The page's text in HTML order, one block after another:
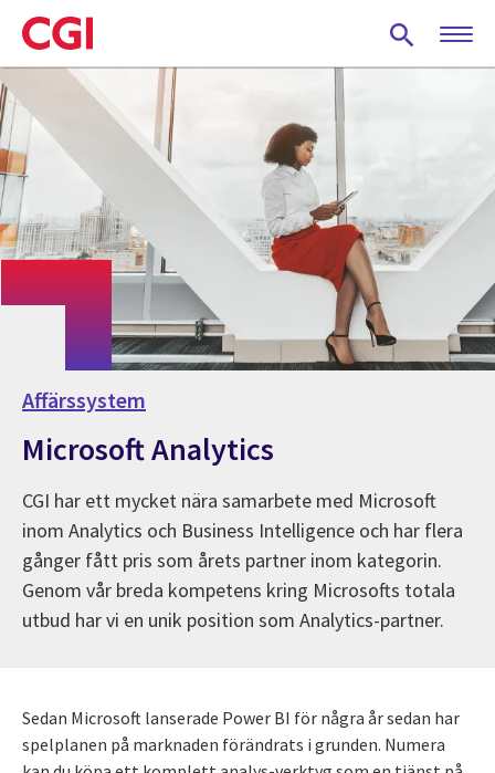
Skip
to
main
Affärssystem
Microsoft Analytics
CGI har ett mycket nära samarbete med Microsoft
inom Analytics och Business Intelligence och har flera
gånger fått pris som årets partner inom kategorin.
Genom vår breda kompetens kring Microsofts totala
utbud har vi en unik position som Analytics-partner.
Sedan Microsoft lanserade Power BI för några år sedan har
spelplanen på marknaden förändrats i grunden. Numera